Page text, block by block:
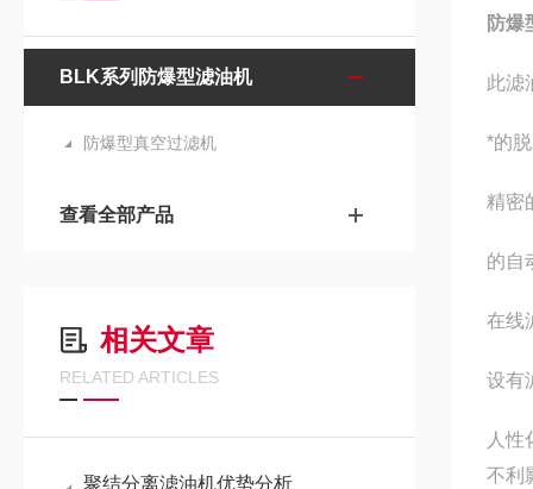
BLK系列防爆型滤油机
防爆型真空过滤机
查看全部产品
相关文章
RELATED ARTICLES
聚结分离滤油机优势分析
防爆
此滤
*的
精密
的自
在线
设有
人
不利